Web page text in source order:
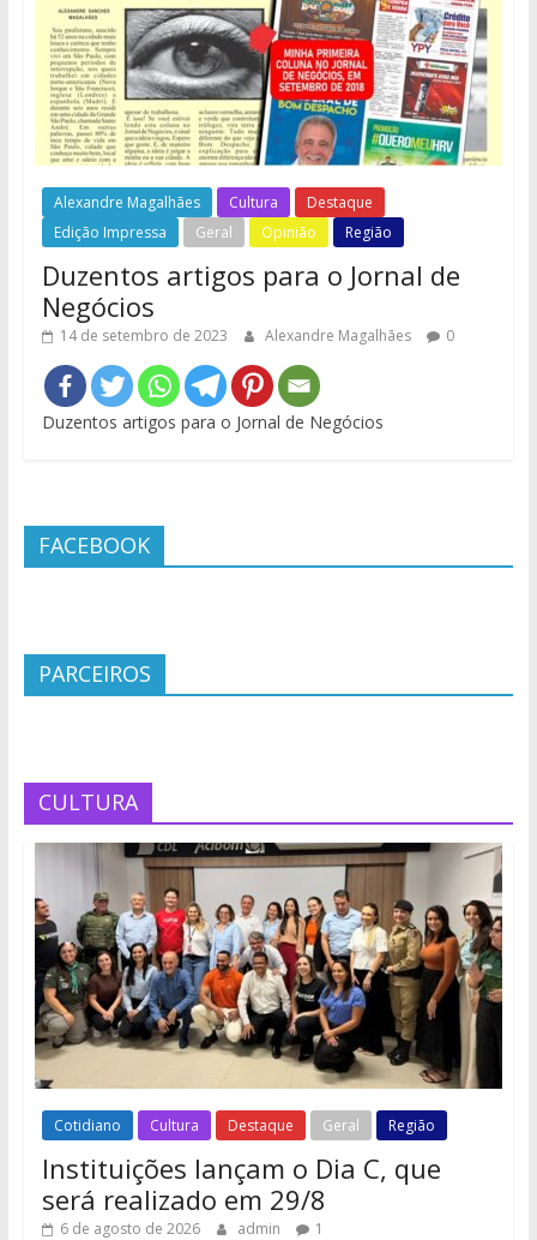
Alexandre Magalhães Cultura
Destaque
Edição Impressa
Geral Opinião Região
Duzentos artigos para o Jornal de
Negócios
14 de setembro de 2023 Alexandre Magalhães 0
Duzentos artigos para o Jornal de Negócios
FACEBOOK
PARCEIROS
CULTURA
Cotidiano Cultura Destaque Geral Região
Instituições lançam o Dia C, que
será realizado em 29/8
6 de agosto de 2026 admin 1